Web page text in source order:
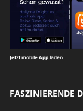
Jetzt mobile App laden